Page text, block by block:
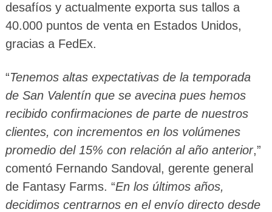
desafíos y actualmente exporta sus tallos a
40.000 puntos de venta en Estados Unidos,
gracias a FedEx.
“Tenemos altas expectativas de la temporada
de San Valentín que se avecina pues hemos
recibido confirmaciones de parte de nuestros
clientes, con incrementos en los volúmenes
promedio del 15% con relación al año anterior,”
comentó Fernando Sandoval, gerente general
de Fantasy Farms. “En los últimos años,
decidimos centrarnos en el envío directo desde